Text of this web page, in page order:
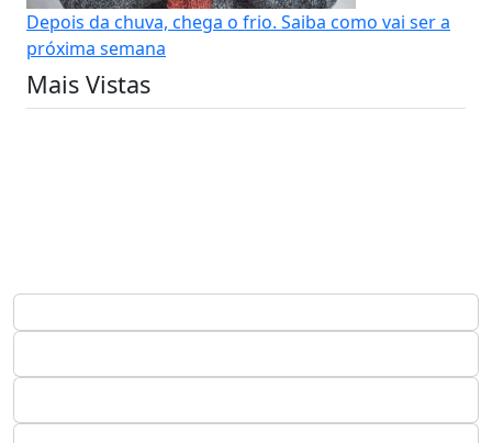
Depois da chuva, chega o frio. Saiba como vai ser a
próxima semana
Mais Vistas